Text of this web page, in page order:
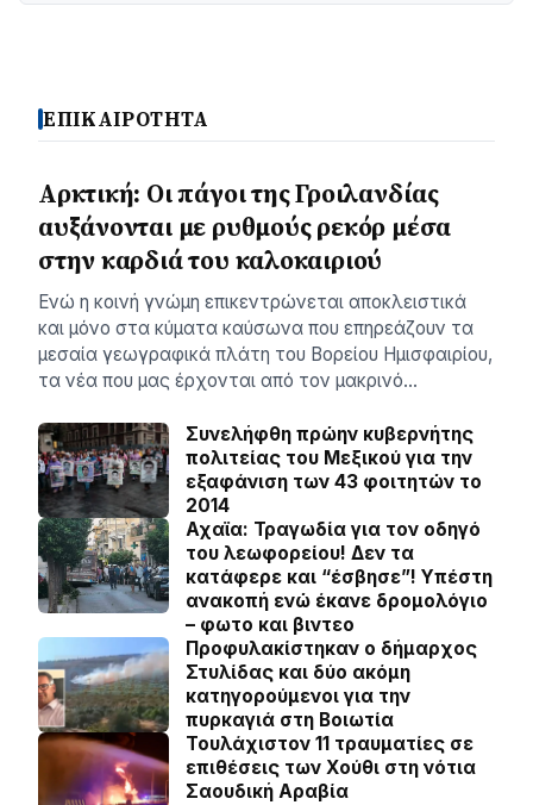
ΕΠΙΚΑΙΡΟΤΗΤΑ
Αρκτική: Οι πάγοι της Γροιλανδίας
αυξάνονται με ρυθμούς ρεκόρ μέσα
στην καρδιά του καλοκαιριού
Ενώ η κοινή γνώμη επικεντρώνεται αποκλειστικά
και μόνο στα κύματα καύσωνα που επηρεάζουν τα
μεσαία γεωγραφικά πλάτη του Βορείου Ημισφαιρίου,
τα νέα που μας έρχονται από τον μακρινό…
Συνελήφθη πρώην κυβερνήτης
πολιτείας του Μεξικού για την
εξαφάνιση των 43 φοιτητών το
2014
Αχαϊα: Τραγωδία για τον οδηγό
του λεωφορείου! Δεν τα
κατάφερε και “έσβησε”! Υπέστη
ανακοπή ενώ έκανε δρομολόγιο
– φωτο και βιντεο
Προφυλακίστηκαν ο δήμαρχος
Στυλίδας και δύο ακόμη
κατηγορούμενοι για την
πυρκαγιά στη Βοιωτία
Τουλάχιστον 11 τραυματίες σε
επιθέσεις των Χούθι στη νότια
Σαουδική Αραβία